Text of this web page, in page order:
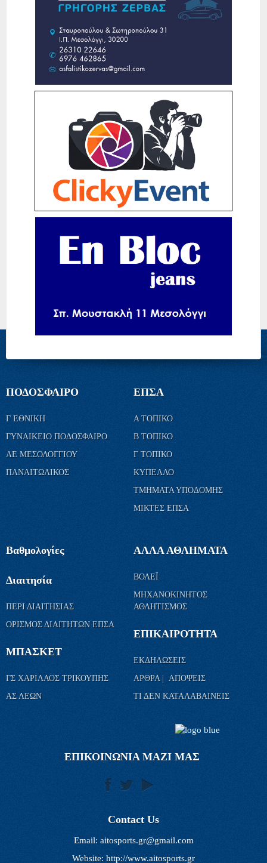
ΠΟΔΟΣΦΑΙΡΟ
Γ ΕΘΝΙΚΗ
ΓΥΝΑΙΚΕΙΟ ΠΟΔΟΣΦΑΙΡΟ
ΑΕ ΜΕΣΟΛΟΓΓΙΟΥ
ΠΑΝΑΙΤΩΛΙΚΟΣ
ΕΠΣΑ
Α ΤΟΠΙΚΟ
Β ΤΟΠΙΚΟ
Γ ΤΟΠΙΚΟ
ΚΥΠΕΛΛΟ
ΤΜΗΜΑΤΑ ΥΠΟΔΟΜΗΣ
ΜΙΚΤΕΣ ΕΠΣΑ
Βαθμολογίες
Διαιτησία
ΠΕΡΙ ΔΙΑΙΤΗΣΙΑΣ
ΟΡΙΣΜΟΣ ΔΙΑΙΤΗΤΩΝ ΕΠΣΑ
ΜΠΑΣΚΕΤ
ΓΣ ΧΑΡΙΛΑΟΣ ΤΡΙΚΟΥΠΗΣ
ΑΣ ΛΕΩΝ
ΑΛΛΑ ΑΘΛΗΜΑΤΑ
ΒΟΛΕΪ
ΜΗΧΑΝΟΚΙΝΗΤΟΣ
ΑΘΛΗΤΙΣΜΟΣ
ΕΠΙΚΑΙΡΟΤΗΤΑ
ΕΚΔΗΛΩΣΕΙΣ
ΑΡΘΡΑ | ΑΠΟΨΕΙΣ
ΤΙ ΔΕΝ ΚΑΤΑΛΑΒΑΙΝΕΙΣ
ΕΠΙΚΟΙΝΩΝΙΑ ΜΑΖΙ ΜΑΣ
Contact Us
Email: aitosports.gr@gmail.com
Website: http://www.aitosports.gr